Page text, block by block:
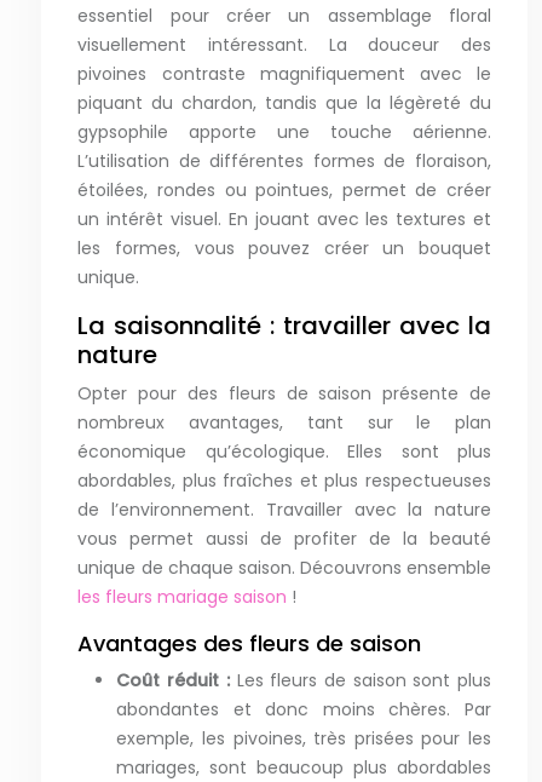
essentiel pour créer un assemblage floral
visuellement intéressant. La douceur des
pivoines contraste magnifiquement avec le
piquant du chardon, tandis que la légèreté du
gypsophile apporte une touche aérienne.
L’utilisation de différentes formes de floraison,
étoilées, rondes ou pointues, permet de créer
un intérêt visuel. En jouant avec les textures et
les formes, vous pouvez créer un bouquet
unique.
La saisonnalité : travailler avec la
nature
Opter pour des fleurs de saison présente de
nombreux avantages, tant sur le plan
économique qu’écologique. Elles sont plus
abordables, plus fraîches et plus respectueuses
de l’environnement. Travailler avec la nature
vous permet aussi de profiter de la beauté
unique de chaque saison. Découvrons ensemble
les fleurs mariage saison !
Avantages des fleurs de saison
Coût réduit : Les fleurs de saison sont plus
abondantes et donc moins chères. Par
exemple, les pivoines, très prisées pour les
mariages, sont beaucoup plus abordables